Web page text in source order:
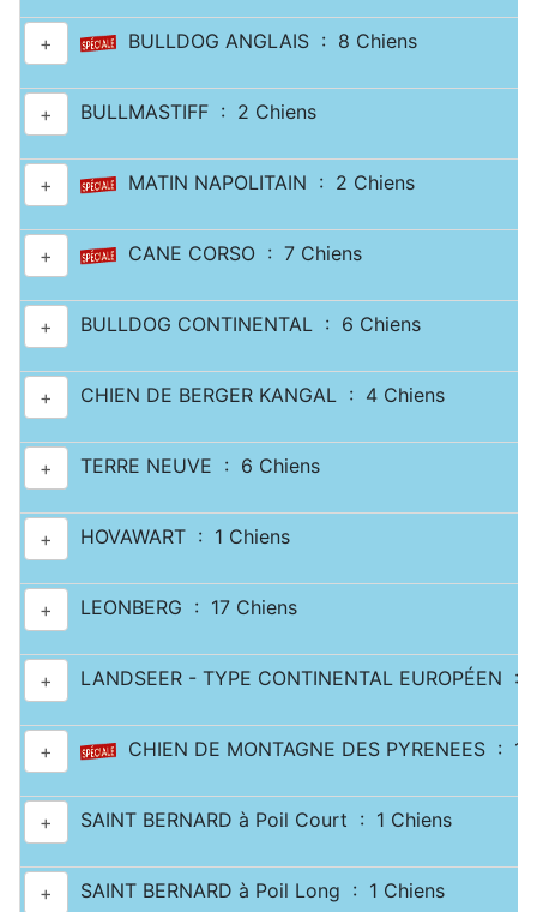
+ BULLDOG ANGLAIS : 8 Chiens
+ BULLMASTIFF : 2 Chiens
+ MATIN NAPOLITAIN : 2 Chiens
+ CANE CORSO : 7 Chiens
+ BULLDOG CONTINENTAL : 6 Chiens
+ CHIEN DE BERGER KANGAL : 4 Chiens
+ TERRE NEUVE : 6 Chiens
+ HOVAWART : 1 Chiens
+ LEONBERG : 17 Chiens
+ LANDSEER - TYPE CONTINENTAL EUROPÉEN :
+ CHIEN DE MONTAGNE DES PYRENEES :
+ SAINT BERNARD à Poil Court : 1 Chiens
+ SAINT BERNARD à Poil Long : 1 Chiens